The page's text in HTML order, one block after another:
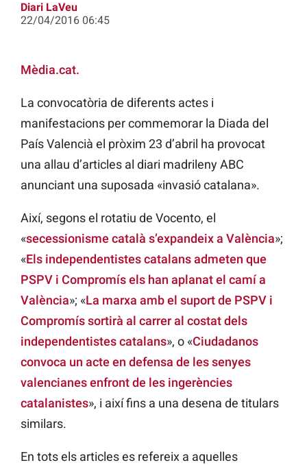
Diari LaVeu
22/04/2016 06:45
Mèdia.cat.
La convocatòria de diferents actes i
manifestacions per commemorar la Diada del
País Valencià el pròxim 23 d’abril ha provocat
una allau d’articles al diari madrileny ABC
anunciant una suposada «invasió catalana».
Així, segons el rotatiu de Vocento, el
«secessionisme català s’expandeix a València»;
«Els independentistes catalans admeten que
PSPV i Compromís els han aplanat el camí a
València»; «La marxa amb el suport de PSPV i
Compromís sortirà al carrer al costat dels
independentistes catalans», o «Ciudadanos
convoca un acte en defensa de les senyes
valencianes enfront de les ingerències
catalanistes», i així fins a una desena de titulars
similars.
En tots els articles es refereix a aquelles